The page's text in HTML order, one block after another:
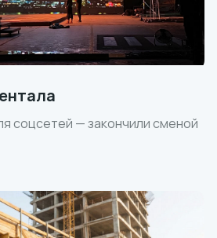
соцсетей — закончили сменой